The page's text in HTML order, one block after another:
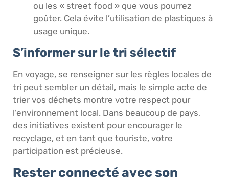
ou les « street food » que vous pourrez
goûter. Cela évite l’utilisation de plastiques à
usage unique.
S’informer sur le tri sélectif
En voyage, se renseigner sur les règles locales de
tri peut sembler un détail, mais le simple acte de
trier vos déchets montre votre respect pour
l’environnement local. Dans beaucoup de pays,
des initiatives existent pour encourager le
recyclage, et en tant que touriste, votre
participation est précieuse.
Rester connecté avec son